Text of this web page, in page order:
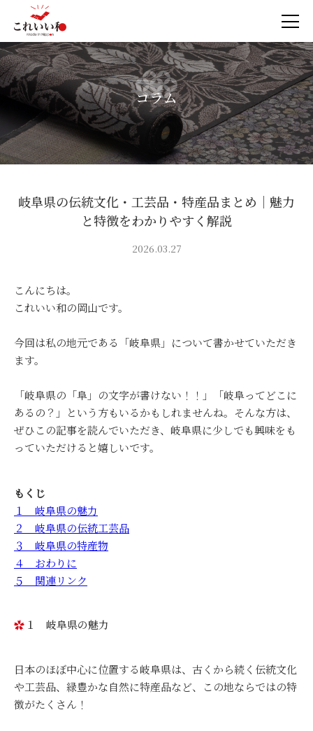
コラム
岐阜県の伝統文化・工芸品・特産品まとめ｜魅力
と特徴をわかりやすく解説
2026.03.27
こんにちは。
これいい和の岡山です。
今回は私の地元である「岐阜県」について書かせていただき
ます。
「岐阜県の「阜」の文字が書けない！！」「岐阜ってどこに
あるの？」という方もいるかもしれませんね。そんな方は、
ぜひこの記事を読んでいただき、岐阜県に少しでも興味をも
っていただけると嬉しいです。
もくじ
１ 岐阜県の魅力
２ 岐阜県の伝統工芸品
３ 岐阜県の特産物
４ おわりに
５ 関連リンク
１ 岐阜県の魅力
日本のほぼ中心に位置する岐阜県は、古くから続く伝統文化
や工芸品、緑豊かな自然に特産品など、この地ならではの特
徴がたくさん！